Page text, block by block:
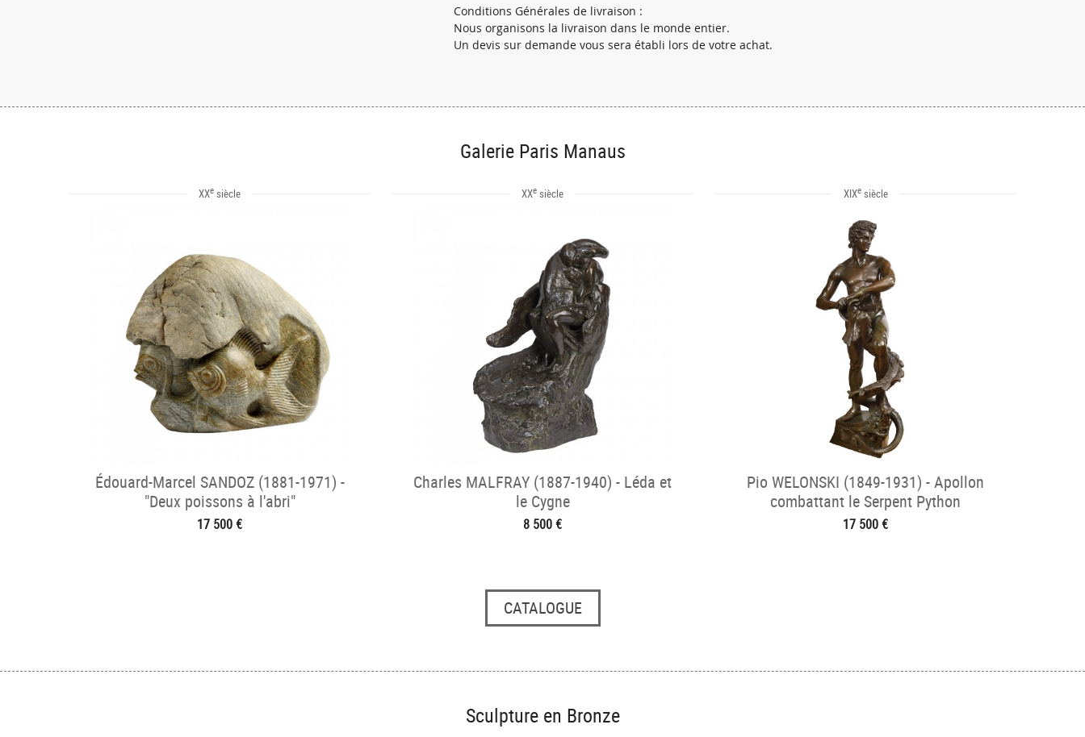
Conditions Générales de livraison :
Nous organisons la livraison dans le monde entier.
Un devis sur demande vous sera établi lors de votre achat.
Galerie Paris Manaus
XXe siècle
Édouard-Marcel SANDOZ (1881-1971) -
"Deux poissons à l'abri"
17 500 €
XXe siècle
Charles MALFRAY (1887-1940) - Léda et
le Cygne
8 500 €
XIXesiècle
Pio WELONSKI (1849-1931) - Apollon
combattant le Serpent Python
17 500 €
CATALOGUE
Sculpture en Bronze